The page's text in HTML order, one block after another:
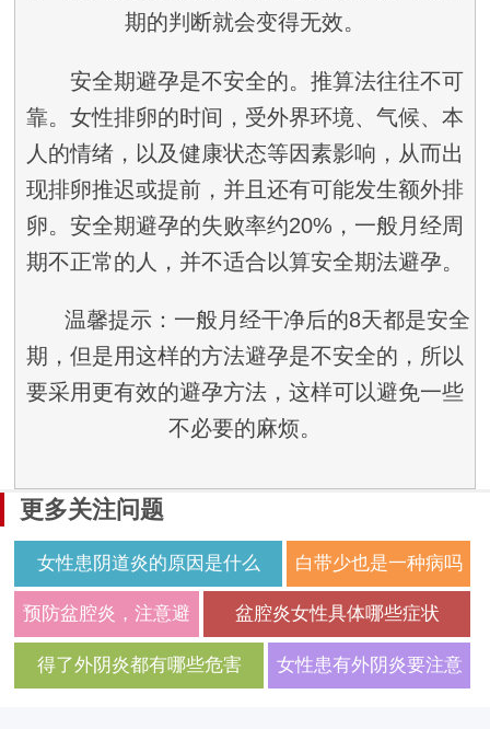
期的判断就会变得无效。
安全期避孕是不安全的。推算法往往不可
靠。女性排卵的时间，受外界环境、气候、本
人的情绪，以及健康状态等因素影响，从而出
现排卵推迟或提前，并且还有可能发生额外排
卵。安全期避孕的失败率约20%，一般月经周
期不正常的人，并不适合以算安全期法避孕。
温馨提示：一般月经干净后的8天都是安全
期，但是用这样的方法避孕是不安全的，所以
要采用更有效的避孕方法，这样可以避免一些
不必要的麻烦。
更多关注问题
女性患阴道炎的原因是什么 白带少也是一种病吗
预防盆腔炎，注意避
免不洁房事
盆腔炎女性具体哪些症状
得了外阴炎都有哪些危害 女性患有外阴炎要注意